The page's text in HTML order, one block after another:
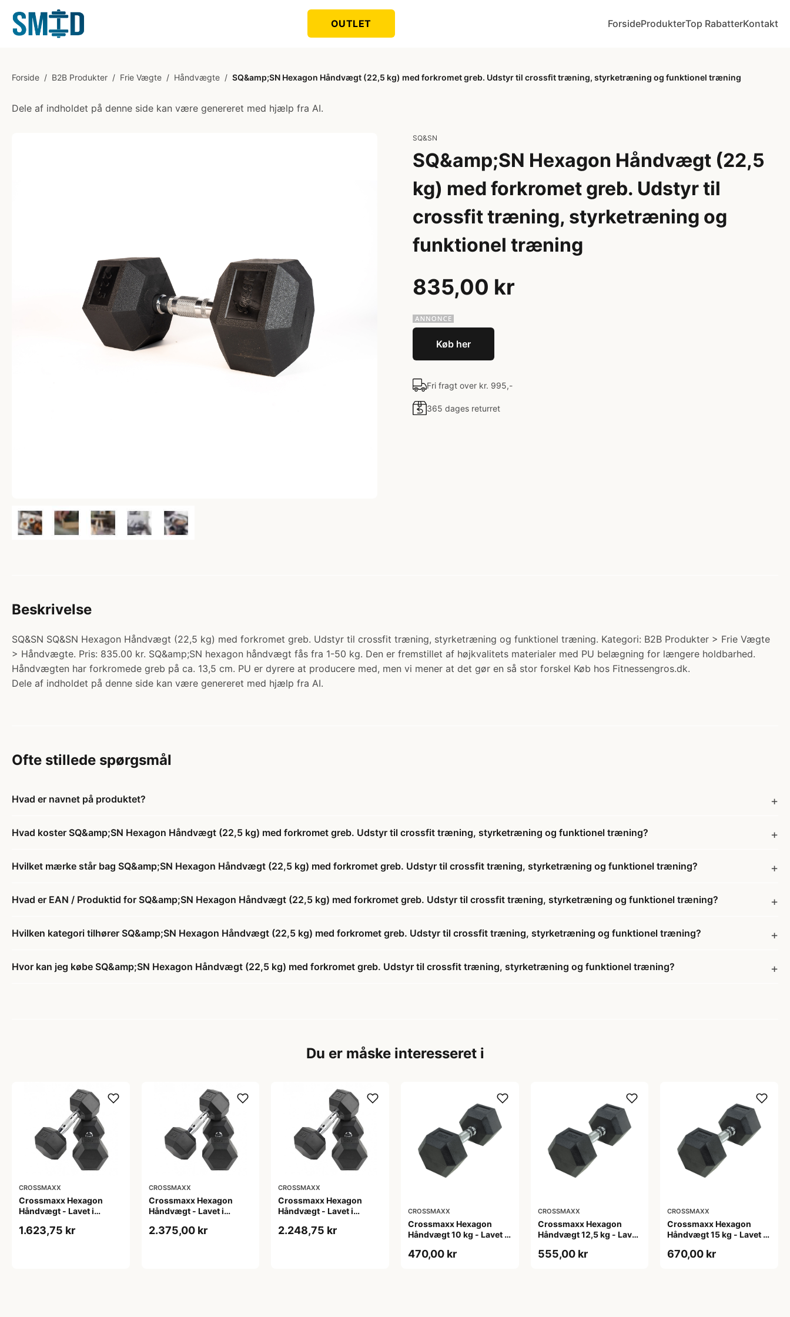
OUTLET ForsideProdukterTop RabatterKontakt
Forside / B2B Produkter / Frie Vægte / Håndvægte / SQ&amp;SN Hexagon Håndvægt (22,5 kg) med forkromet greb. Udstyr til crossfit træning, styrketræning og funktionel træning
Dele af indholdet på denne side kan være genereret med hjælp fra AI.
SQ&SN
SQ&amp;SN Hexagon Håndvægt (22,5
kg) med forkromet greb. Udstyr til
crossfit træning, styrketræning og
funktionel træning
835,00 kr
Køb her
Fri fragt over kr. 995,-
365 dages returret
Beskrivelse
SQ&SN SQ&SN Hexagon Håndvægt (22,5 kg) med forkromet greb. Udstyr til crossfit træning, styrketræning og funktionel træning. Kategori: B2B Produkter > Frie Vægte
> Håndvægte. Pris: 835.00 kr. SQ&amp;SN hexagon håndvægt fås fra 1-50 kg. Den er fremstillet af højkvalitets materialer med PU belægning for længere holdbarhed.
Håndvægten har forkromede greb på ca. 13,5 cm. PU er dyrere at producere med, men vi mener at det gør en så stor forskel Køb hos Fitnessengros.dk.
Dele af indholdet på denne side kan være genereret med hjælp fra AI.
Ofte stillede spørgsmål
Hvad er navnet på produktet?
Hvad koster SQ&amp;SN Hexagon Håndvægt (22,5 kg) med forkromet greb. Udstyr til crossfit træning, styrketræning og funktionel træning?
Hvilket mærke står bag SQ&amp;SN Hexagon Håndvægt (22,5 kg) med forkromet greb. Udstyr til crossfit træning, styrketræning og funktionel træning?
Hvad er EAN / Produktid for SQ&amp;SN Hexagon Håndvægt (22,5 kg) med forkromet greb. Udstyr til crossfit træning, styrketræning og funktionel træning?
Hvilken kategori tilhører SQ&amp;SN Hexagon Håndvægt (22,5 kg) med forkromet greb. Udstyr til crossfit træning, styrketræning og funktionel træning?
Hvor kan jeg købe SQ&amp;SN Hexagon Håndvægt (22,5 kg) med forkromet greb. Udstyr til crossfit træning, styrketræning og funktionel træning?
Du er måske interesseret i
CROSSMAXX
Crossmaxx Hexagon
Håndvægt - Lavet i
gummi - Riflet håndtag
1.623,75 kr
CROSSMAXX
Crossmaxx Hexagon
Håndvægt - Lavet i
gummi - Riflet håndtag
2.375,00 kr
CROSSMAXX
Crossmaxx Hexagon
Håndvægt - Lavet i
gummi - Riflet håndtag
2.248,75 kr
CROSSMAXX
Crossmaxx Hexagon
Håndvægt 10 kg - Lavet i
gummi - Riflet håndtag
470,00 kr
CROSSMAXX
Crossmaxx Hexagon
Håndvægt 12,5 kg - Lavet
gummi - Riflet håndtag
555,00 kr
CROSSMAXX
Crossmaxx Hexagon
Håndvægt 15 kg - Lavet i
gummi - Riflet håndtag
670,00 kr